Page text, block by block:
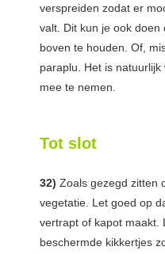
verspreiden zodat er
valt. Dit kun je ook
boven te houden. Of,
paraplu. Het is
mee te nemen.
Tot slot
32) Zoals gezegd zitten
vegetatie. Let goed op
vertrapt of kapot maakt.
beschermde kikkertjes